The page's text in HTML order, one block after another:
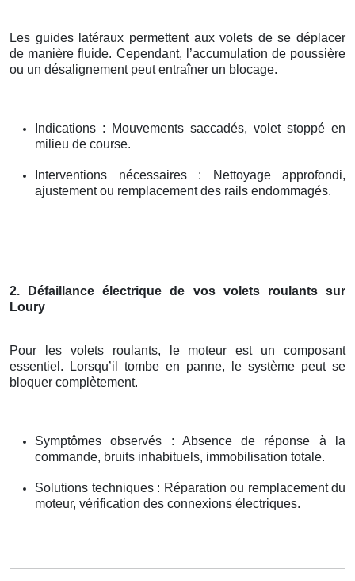
Les guides latéraux permettent aux volets de se déplacer
de manière fluide. Cependant, l’accumulation de poussière
ou un désalignement peut entraîner un blocage.
Indications : Mouvements saccadés, volet stoppé en
milieu de course.
Interventions nécessaires : Nettoyage approfondi,
ajustement ou remplacement des rails endommagés.
2. Défaillance électrique de vos volets roulants sur
Loury
Pour les volets roulants, le moteur est un composant
essentiel. Lorsqu’il tombe en panne, le système peut se
bloquer complètement.
Symptômes observés : Absence de réponse à la
commande, bruits inhabituels, immobilisation totale.
Solutions techniques : Réparation ou remplacement du
moteur, vérification des connexions électriques.